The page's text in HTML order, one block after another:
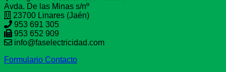
Avda. De las Minas s/nº
23700 Linares (Jaén)
953 691 305
953 652 909
info@faselectricidad.com
Formulario Contacto